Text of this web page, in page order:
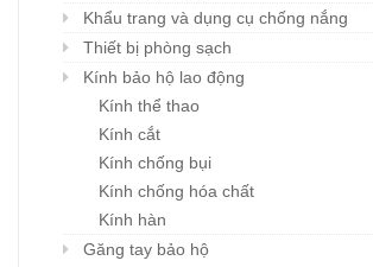
Khẩu trang và dụng cụ chống nắng
Thiết bị phòng sạch
Kính bảo hộ lao động
Kính thể thao
Kính cắt
Kính chống bụi
Kính chống hóa chất
Kính hàn
Găng tay bảo hộ